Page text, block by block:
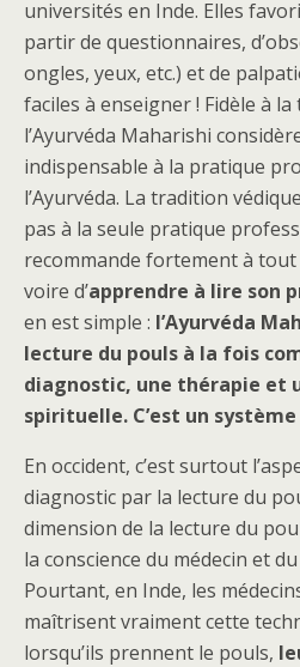
universités en Inde. Elles
partir de questionnaires,
ongles, yeux, etc.) et de
faciles à enseigner ! Fidèle à
l’Ayurvéda Maharishi
indispensable à la pratique
l’Ayurvéda. La tradition
pas à la seule pratique
recommande fortement à tout
voire d’apprendre à lire son
en est simple : l’Ayurvéda
lecture du pouls à la fois
diagnostic, une thérapie et
spirituelle. C’est un
En occident, c’est surtout
diagnostic par la lecture du
dimension de la lecture du
la conscience du médecin et
Pourtant, en Inde, les
maîtrisent vraiment cette
lorsqu’ils prennent le pouls,